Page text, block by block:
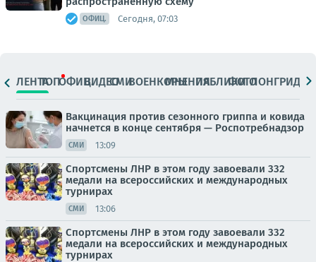
ОФИЦ. Сегодня, 07:03
ЛЕНТАТОПОФИЦ.ВИДЕОСМИВОЕНКОРЫМНЕНИЯПАБЛИКИ
ФОТОЛОНГРИДЫ
Вакцинация против сезонного гриппа и ковида
начнется в конце сентября — Роспотребнадзор
СМИ 13:09
Спортсмены ЛНР в этом году завоевали 332
медали на всероссийских и международных
турнирах
СМИ 13:06
Спортсмены ЛНР в этом году завоевали 332
медали на всероссийских и международных
турнирах